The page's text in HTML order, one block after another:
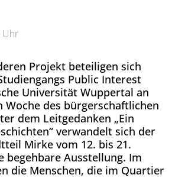
Uhr
Projekt beteiligen sich
Public Interest
Universität Wuppertal an
Woche des bürgerschaftlichen
dem Leitgedanken „Ein
verwandelt sich der
Mirke vom 12. bis 21.
begehbare Ausstellung. Im
die Menschen, die im Quartier